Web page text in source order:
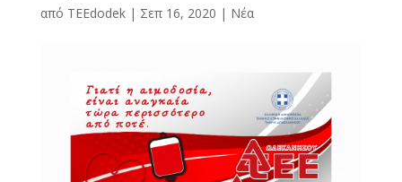
από TEEdodek| Σεπ 16, 2020 | Νέα